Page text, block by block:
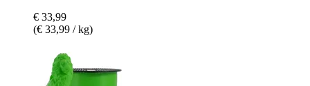
€ 33,99
(€ 33,99 / kg)